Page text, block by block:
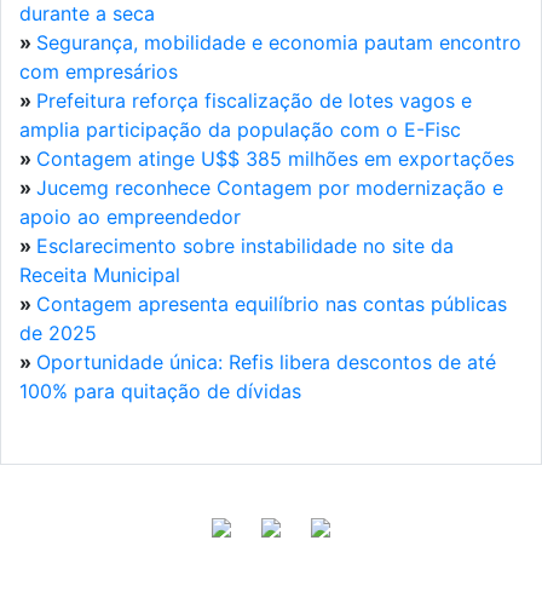
durante a seca
» Segurança, mobilidade e economia pautam encontro
com empresários
» Prefeitura reforça fiscalização de lotes vagos e
amplia participação da população com o E-Fisc
» Contagem atinge U$$ 385 milhões em exportações
» Jucemg reconhece Contagem por modernização e
apoio ao empreendedor
» Esclarecimento sobre instabilidade no site da
Receita Municipal
» Contagem apresenta equilíbrio nas contas públicas
de 2025
» Oportunidade única: Refis libera descontos de até
100% para quitação de dívidas